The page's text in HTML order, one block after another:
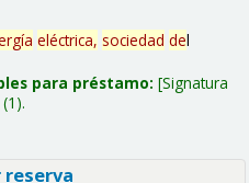
eléctrica, sociedad del
para préstamo: Signatura
(1).